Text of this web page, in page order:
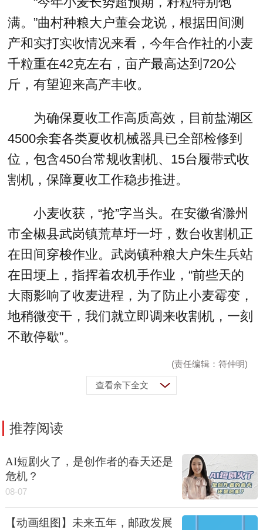
满。”曲村种粮大户董会龙说，根据田间测
产和实打实收情况来看，今年合作社的小麦
千粒重在42克左右，亩产最高达到720公
斤，有望迎来高产丰收。
为确保夏收工作高质高效，目前盐湖区
4500余套各类夏收机械器具已全部检修到
位，包含450台常规收割机、15台履带式收
割机，保障夏收工作稳步推进。
小麦收获，“抢”字当头。在安徽省滁州
市全椒县武岗镇荒草圩一圩，数台收割机正
在田间穿梭作业。武岗镇种粮大户朱生兵站
在田埂上，指挥着农机手作业，“前些天的
大雨影响了收麦进程，为了防止小麦霉变，
地稍微变干，我们就立即调来收割机，一刻
不敢停歇”。
(责任编辑：符仲明)
查看余下全文
推荐阅读
AI短剧火了，是创作者的春天还是
危机？
08-07
【动画组图】未来五年，邮政发展